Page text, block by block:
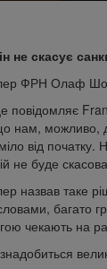
не скасує
ФРН Олаф
повідомляє
нам, можливо,
від
не буде
назвав таке
багато
чекають на